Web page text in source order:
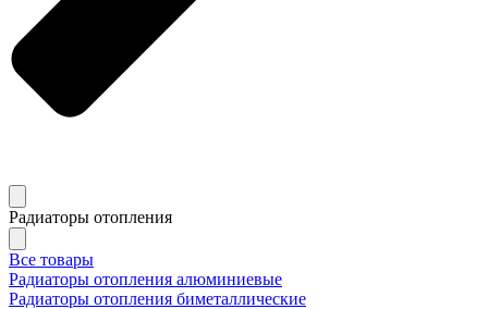
Радиаторы отопления
Все товары
Радиаторы отопления алюминиевые
Радиаторы отопления биметаллические